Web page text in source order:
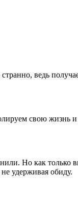
ведь
свою жизнь
Но как только
удерживая обиду.